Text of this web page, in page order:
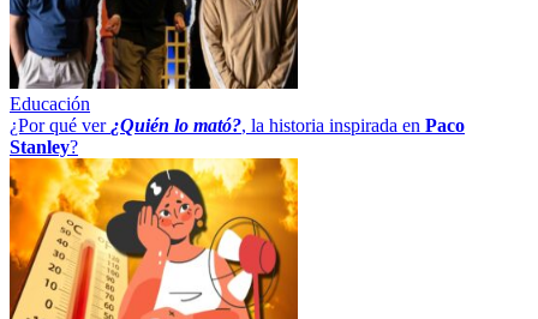
Educación
¿Por qué ver ¿Quién lo mató?, la historia inspirada en Paco
Stanley?